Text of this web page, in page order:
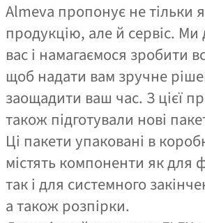
Almeva пропонує не тільки
продукцію, але й сервіс.
вас і намагаємося зробити
щоб надати вам зручне
заощадити ваш час. З цієї
також підготували нові
Ці пакети упаковані в
містять компоненти як для
так і для системного
а також розпірки.